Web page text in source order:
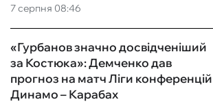
7 серпня 08:46
«Гурбанов значно досвідченіший
за Костюка»: Демченко дав
прогноз на матч Ліги конференцій
Динамо – Карабах